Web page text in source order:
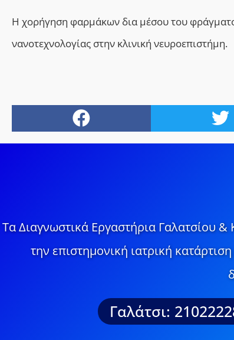
Η χορήγηση φαρμάκων δια μέσου του
νανοτεχνολογίας στην κλινική νευροεπιστήμη.
Τα Διαγνωστικά Εργαστήρια Γαλατσίου
την επιστημονική ιατρική
Γαλάτσι: